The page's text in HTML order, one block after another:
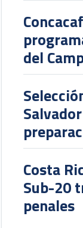
del
Costa
Sub-20
penales